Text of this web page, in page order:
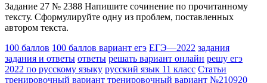
Задание 27 № 2388 Напишите сочинение по прочитанному
тексту. Сформулируйте одну из проблем, поставленных
автором текста.
100 баллов 100 баллов вариант егэ ЕГЭ—2022 задания
задания и ответы ответы решать вариант онлайн решу егэ
2022 по русскому языку русский язык 11 класс Статьи
тренировочный вариант тренировочный вариант №210920